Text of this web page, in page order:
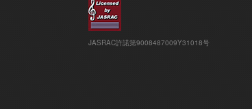
JASRAC許諾第9008487009Y31018号